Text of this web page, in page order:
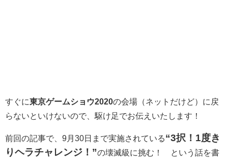
すぐに東京ゲームショウ2020の会場（ネットだけど）に戻
らないといけないので、駆け足でお伝えいたします！
前回の記事で、9月30日まで実施されている“3択！1度き
りヘラチャレンジ！”の壊滅級に挑む！ という話を書